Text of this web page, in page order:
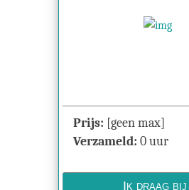
Prijs: [geen max]
Verzameld: 0 uur